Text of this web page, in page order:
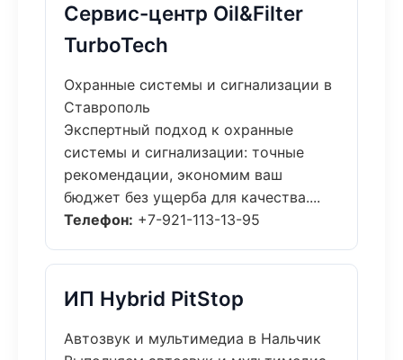
Сервис-центр Oil&Filter
TurboTech
Охранные системы и сигнализации в
Ставрополь
Экспертный подход к охранные
системы и сигнализации: точные
рекомендации, экономим ваш
бюджет без ущерба для качества....
Телефон: +7-921-113-13-95
ИП Hybrid PitStop
Автозвук и мультимедиа в Нальчик